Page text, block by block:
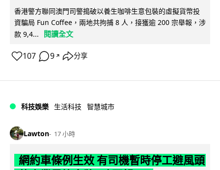
香港警方聯同澳門司警搗破以養生咖啡生意包裝的虛擬貨幣投
資騙局 Fun Coffee，兩地共拘捕 8 人，接獲逾 200 宗舉報，涉
款 9,4...
閱讀全文
107 9 ↗ 分享
科技娛樂 生活科技 智慧城市
Lawton 17 小時
網約車條例生效 有司機暫時停工避風頭